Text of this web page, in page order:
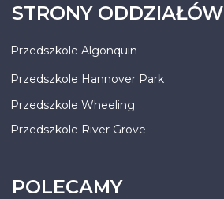
STRONY ODDZIAŁÓW
Przedszkole Algonquin
Przedszkole Hannover Park
Przedszkole Wheeling
Przedszkole River Grove
POLECAMY